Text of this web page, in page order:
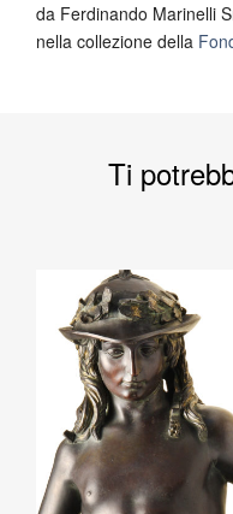
da Ferdinando Marinelli
nella collezione della
Ti